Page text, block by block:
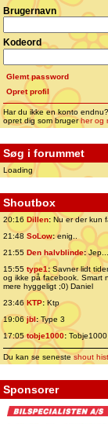
Brugernavn
Kodeord
Glemt password
Opret profil
Har du ikke en konto
opret dig som brugerher og
Søg i forummet
Loading
Shoutbox
20:16 Dillen: Nu er der kun
21:48 SoLow:enig..
21:55 Den halvblinde:
15:55 type1:Savner lidt
og ikke på facebook. Smart
mere hyggeligt ;0) Daniel
23:46 KTP:Ktp
19:06jbl:Type 3
17:05tobje1000: Tobje1000
Du kan se senesteshout
Sponsorer